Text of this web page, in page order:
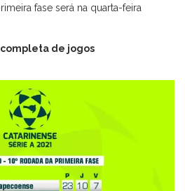
fase será na quarta-feira
de jogos